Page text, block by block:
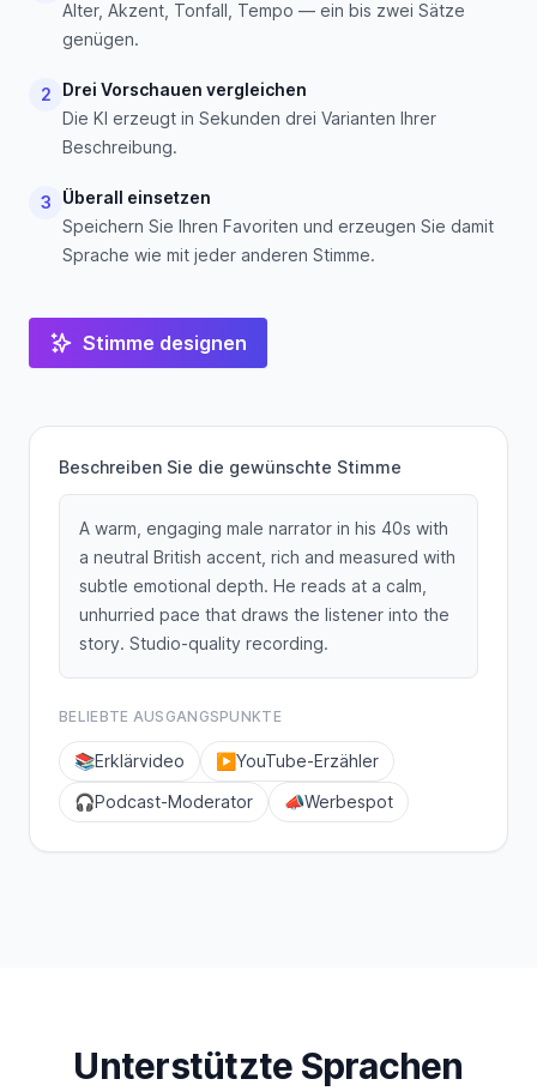
Alter, Akzent, Tonfall, Tempo — ein bis zwei Sätze
genügen.
2
Drei Vorschauen vergleichen
Die KI erzeugt in Sekunden drei Varianten Ihrer
Beschreibung.
3
Überall einsetzen
Speichern Sie Ihren Favoriten und erzeugen Sie damit
Sprache wie mit jeder anderen Stimme.
Stimme designen
Beschreiben Sie die gewünschte Stimme
A warm, engaging male narrator in his 40s with
a neutral British accent, rich and measured with
subtle emotional depth. He reads at a calm,
unhurried pace that draws the listener into the
story. Studio-quality recording.
BELIEBTE AUSGANGSPUNKTE
📚Erklärvideo ▶️ YouTube-Erzähler
🎧Podcast-Moderator 📣Werbespot
Unterstützte Sprachen